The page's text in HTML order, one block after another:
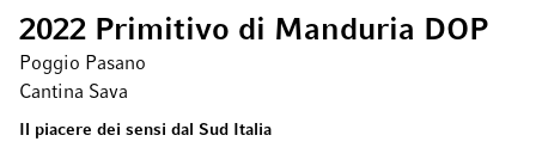
2022 Primitivo di Manduria DOP
Poggio Pasano
Cantina Sava
Il piacere dei sensi dal Sud Italia